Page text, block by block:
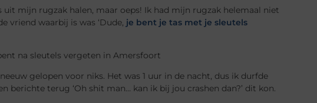
mijn rugzak halen, maar oeps! Ik had mijn rugzak helemaal niet
vriend waarbij is was ‘Dude, je bent je tas met je sleutels
gelopen voor niks. Het was 1 uur in de nacht, dus ik durfde
terug ‘Oh shit man… kan ik bij jou crashen dan?’ dit kon.